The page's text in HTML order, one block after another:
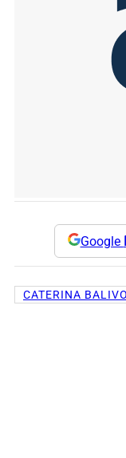
Google
CATERINA BALIVO